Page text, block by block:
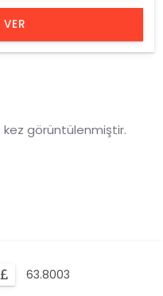
kez görüntülenmiştir.
63.8003